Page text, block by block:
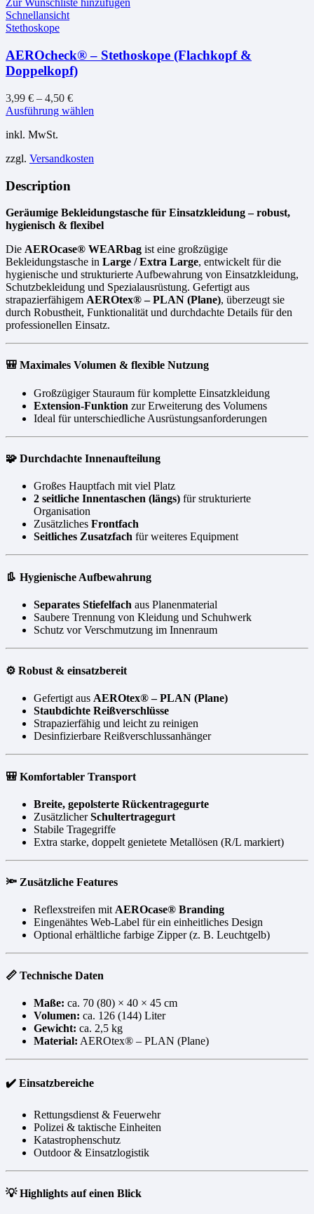
Zur Wunschliste hinzufügen
Schnellansicht
Stethoskope
AEROcheck® – Stethoskope (Flachkopf &
Doppelkopf)
3,99 € – 4,50 €
Ausführung wählen
Varianten
können
auf
Produktseite
gewählt
werden
inkl. MwSt.
zzgl. Versandkosten
Description
Geräumige Bekleidungstasche für Einsatzkleidung – robust,
hygienisch & flexibel
Die AEROcase® WEARbag ist eine großzügige
Bekleidungstasche in Large / Extra Large, entwickelt für die
hygienische und strukturierte Aufbewahrung von Einsatzkleidung,
Schutzbekleidung und Spezialausrüstung. Gefertigt aus
strapazierfähigem AEROtex® – PLAN (Plane), überzeugt sie
durch Robustheit, Funktionalität und durchdachte Details für den
professionellen Einsatz.
🎒 Maximales Volumen & flexible Nutzung
Großzügiger Stauraum für komplette Einsatzkleidung
Extension-Funktion zur Erweiterung des Volumens
Ideal für unterschiedliche Ausrüstungsanforderungen
🧩 Durchdachte Innenaufteilung
Großes Hauptfach mit viel Platz
2 seitliche Innentaschen (längs) für strukturierte
Organisation
Zusätzliches Frontfach
Seitliches Zusatzfach für weiteres Equipment
👢 Hygienische Aufbewahrung
Separates Stiefelfach aus Planenmaterial
Saubere Trennung von Kleidung und Schuhwerk
Schutz vor Verschmutzung im Innenraum
⚙️ Robust & einsatzbereit
Gefertigt aus AEROtex® – PLAN (Plane)
Staubdichte Reißverschlüsse
Strapazierfähig und leicht zu reinigen
Desinfizierbare Reißverschlussanhänger
🎒 Komfortabler Transport
Breite, gepolsterte Rückentragegurte
ZusätzlicherSchultertragegurt
Stabile Tragegriffe
Extra starke, doppelt genietete Metallösen (R/L markiert)
🔦 Zusätzliche Features
Reflexstreifen mitAEROcase® Branding
Eingenähtes Web-Label für ein einheitliches Design
Optional erhältliche farbige Zipper (z. B. Leuchtgelb)
📏 Technische Daten
Maße: ca. 70 (80) × 40 × 45 cm
Volumen: ca. 126 (144) Liter
Gewicht: ca. 2,5 kg
Material: AEROtex® – PLAN (Plane)
✔️ Einsatzbereiche
Rettungsdienst & Feuerwehr
Polizei & taktische Einheiten
Katastrophenschutz
Outdoor & Einsatzlogistik
💡 Highlights auf einen Blick